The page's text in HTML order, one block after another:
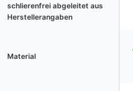
schlierenfrei abgeleitet aus
Herstellerangaben
Material